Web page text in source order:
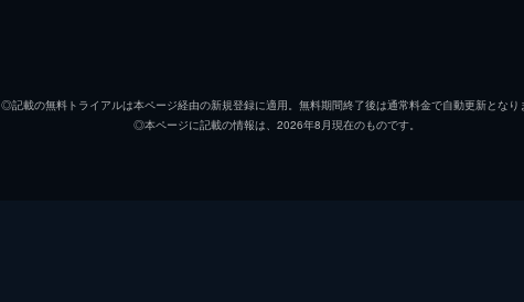
スミス大尉
◎記載の無料トライアルは本ページ経由の新規登録に適用。無料期間終了後は通常料金で自動更新となり
◎本ページに記載の情報は、2026年8月現在のものです。